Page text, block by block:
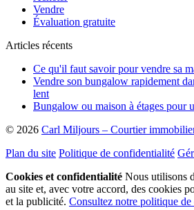
Vendre
Évaluation gratuite
Articles récents
Ce qu'il faut savoir pour vendre sa
Vendre son bungalow rapidement
lent
Bungalow ou maison à étages pour
© 2026 Carl Miljours – Courtier
Plan du site Politique de confidentialité
Cookies et confidentialité Nous utilisons
au site et, avec votre accord, des cookies
et la publicité. Consultez notre politique